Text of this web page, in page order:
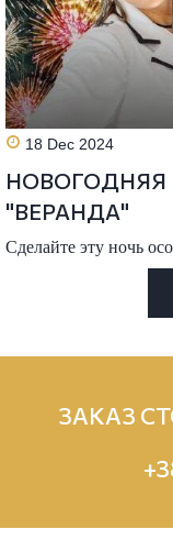
18 Dec 2024
НОВОГОДНЯЯ
"ВЕРАНДА"
Сделайте эту ночь
ЗАКАЗ